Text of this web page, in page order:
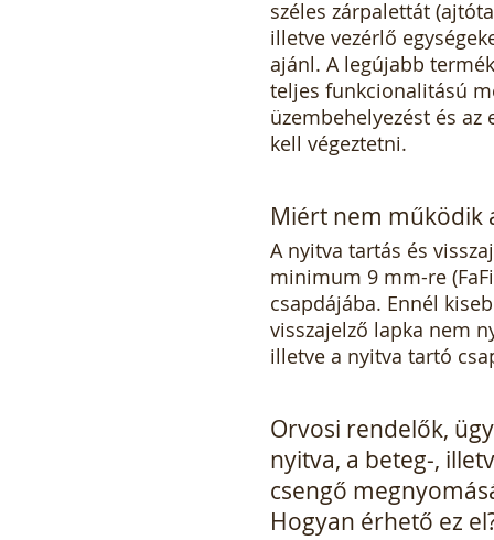
széles zárpalettát
illetve vezérlő
ajánl. A legújabb
teljes funkcionalitású
üzembehelyezést és
kell végeztetni.
Miért nem működik
A nyitva tartás és
minimum 9 mm-re
csapdájába. Ennél
visszajelző lapka nem
illetve a nyitva tartó
Orvosi rendelők,
nyitva, a beteg-,
csengő
Hogyan érhető ez